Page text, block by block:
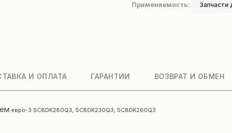
Применяемость: Запчасти
И ОПЛАТА ГАРАНТИИ ВОЗВРАТ И ОБМЕН
евро-3 SC8DK280Q3, SC8DK230Q3, SC8DK260Q3